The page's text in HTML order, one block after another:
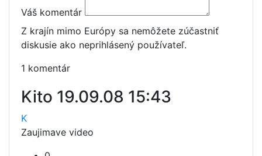
Váš komentár
Z krajín mimo Európy sa nemôžete zúčastniť
diskusie ako neprihlásený používateľ.
1 komentár
Kito 19.09.08 15:43
K
Zaujimave video